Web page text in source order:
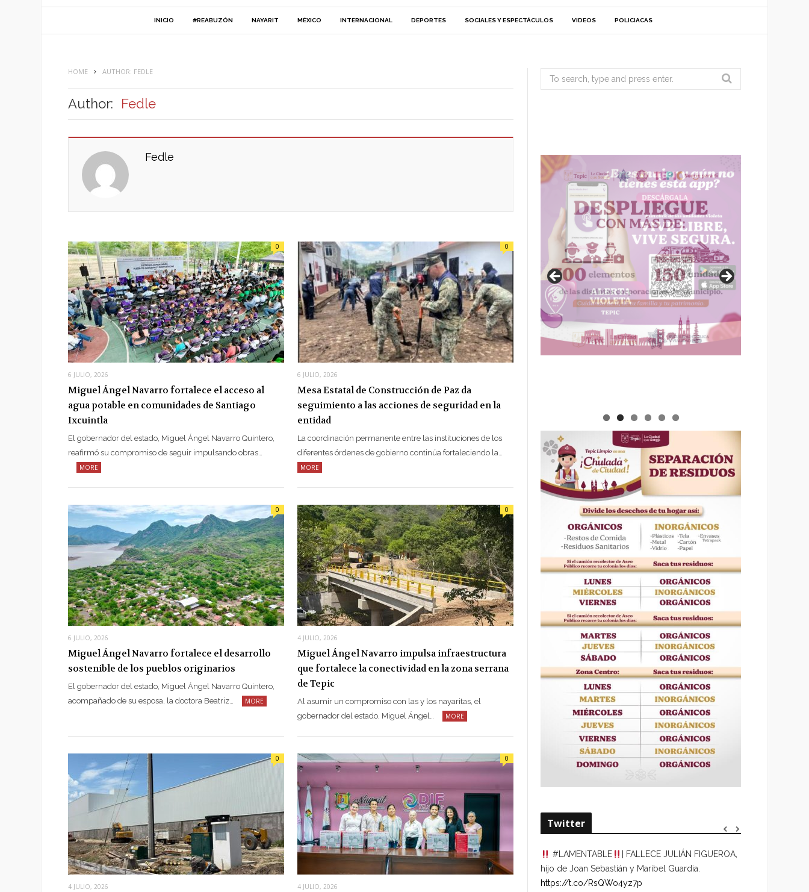
INICIO #REABUZÓN NAYARIT MÉXICO INTERNACIONAL DEPORTES SOCIALES Y ESPECTÁCULOS VIDEOS POLICIACAS
HOME AUTHOR: FEDLE
Author: Fedle
Fedle
6 JULIO, 2026
0
Miguel Ángel Navarro fortalece el acceso al
agua potable en comunidades de Santiago
Ixcuintla
El gobernador del estado, Miguel Ángel Navarro Quintero,
reafirmó su compromiso de seguir impulsando obras…
MORE
6 JULIO, 2026
0
Mesa Estatal de Construcción de Paz da
seguimiento a las acciones de seguridad en la
entidad
La coordinación permanente entre las instituciones de los
diferentes órdenes de gobierno continúa fortaleciendo la…
MORE
6 JULIO, 2026
0
Miguel Ángel Navarro fortalece el desarrollo
sostenible de los pueblos originarios
El gobernador del estado, Miguel Ángel Navarro Quintero,
acompañado de su esposa, la doctora Beatriz…
MORE
4 JULIO, 2026
0
Miguel Ángel Navarro impulsa infraestructura
que fortalece la conectividad en la zona serrana
de Tepic
Al asumir un compromiso con las y los nayaritas, el
gobernador del estado, Miguel Ángel…
MORE
4 JULIO, 2026
0
4 JULIO, 2026
0
Search
for:
Twitter
#LAMENTABLE
| FALLECE JULIÁN FIGUEROA,
hijo de Joan Sebastián y Maribel Guardia.
https://t.co/RsQWo4yz7p